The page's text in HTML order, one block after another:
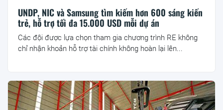
UNDP, NIC và Samsung tìm kiếm hơn 600 sáng kiến
trẻ, hỗ trợ tối đa 15.000 USD mỗi dự án
Các đội được lựa chọn tham gia chương trình RE không
chỉ nhận khoản hỗ trợ tài chính không hoàn lại lên...